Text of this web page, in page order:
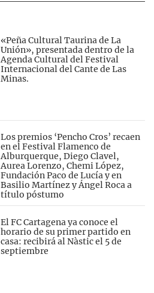
«Peña Cultural Taurina de La
Unión», presentada dentro de la
Agenda Cultural del Festival
Internacional del Cante de Las
Minas.
Los premios ‘Pencho Cros’ recaen
en el Festival Flamenco de
Alburquerque, Diego Clavel,
Aurea Lorenzo, Chemi López,
Fundación Paco de Lucía y en
Basilio Martínez y Ángel Roca a
título póstumo
El FC Cartagena ya conoce el
horario de su primer partido en
casa: recibirá al Nàstic el 5 de
septiembre